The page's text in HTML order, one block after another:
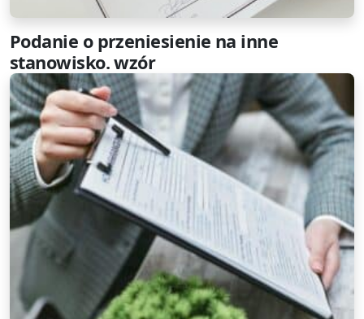
Podanie o przeniesienie na inne
stanowisko. wzór